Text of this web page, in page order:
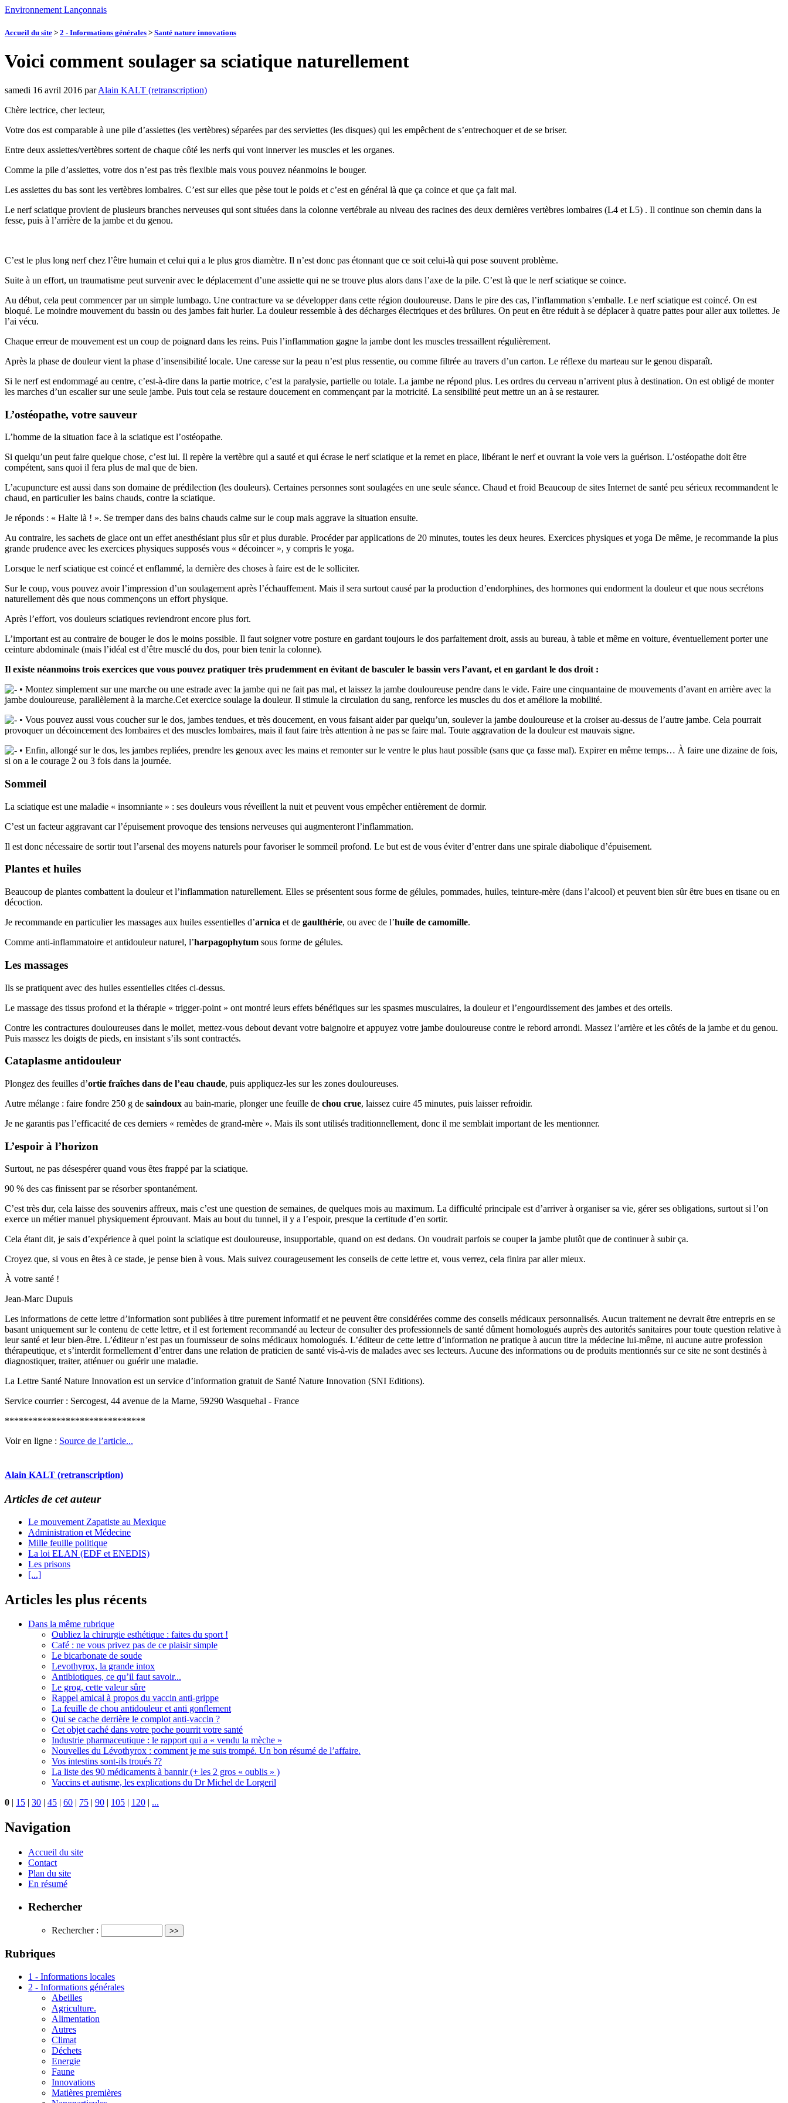
Environnement Lançonnais
Accueil du site > 2 - Informations générales > Santé nature innovations
Voici comment soulager sa sciatique naturellement
samedi 16 avril 2016 parAlain KALT (retranscription)
Chère lectrice, cher lecteur,
Votre dos est comparable à une pile d’assiettes (les vertèbres) séparées par des serviettes (les disques) qui les empêchent de s’entrechoquer et de se briser.
Entre deux assiettes/vertèbres sortent de chaque côté les nerfs qui vont innerver les muscles et les organes.
Comme la pile d’assiettes, votre dos n’est pas très flexible mais vous pouvez néanmoins le bouger.
Les assiettes du bas sont les vertèbres lombaires. C’est sur elles que pèse tout le poids et c’est en général là que ça coince et que ça fait mal.
Le nerf sciatique provient de plusieurs branches nerveuses qui sont situées dans la colonne vertébrale au niveau des racines des deux dernières vertèbres lombaires (L4 et L5) . Il continue son chemin dans la
fesse, puis à l’arrière de la jambe et du genou.
C’est le plus long nerf chez l’être humain et celui qui a le plus gros diamètre. Il n’est donc pas étonnant que ce soit celui-là qui pose souvent problème.
Suite à un effort, un traumatisme peut survenir avec le déplacement d’une assiette qui ne se trouve plus alors dans l’axe de la pile. C’est là que le nerf sciatique se coince.
Au début, cela peut commencer par un simple lumbago. Une contracture va se développer dans cette région douloureuse. Dans le pire des cas, l’inflammation s’emballe. Le nerf sciatique est coincé. On est
bloqué. Le moindre mouvement du bassin ou des jambes fait hurler. La douleur ressemble à des décharges électriques et des brûlures. On peut en être réduit à se déplacer à quatre pattes pour aller aux toilettes. Je
l’ai vécu.
Chaque erreur de mouvement est un coup de poignard dans les reins. Puis l’inflammation gagne la jambe dont les muscles tressaillent régulièrement.
Après la phase de douleur vient la phase d’insensibilité locale. Une caresse sur la peau n’est plus ressentie, ou comme filtrée au travers d’un carton. Le réflexe du marteau sur le genou disparaît.
Si le nerf est endommagé au centre, c’est-à-dire dans la partie motrice, c’est la paralysie, partielle ou totale. La jambe ne répond plus. Les ordres du cerveau n’arrivent plus à destination. On est obligé de monter
les marches d’un escalier sur une seule jambe. Puis tout cela se restaure doucement en commençant par la motricité. La sensibilité peut mettre un an à se restaurer.
L’ostéopathe, votre sauveur
L’homme de la situation face à la sciatique est l’ostéopathe.
Si quelqu’un peut faire quelque chose, c’est lui. Il repère la vertèbre qui a sauté et qui écrase le nerf sciatique et la remet en place, libérant le nerf et ouvrant la voie vers la guérison. L’ostéopathe doit être
compétent, sans quoi il fera plus de mal que de bien.
L’acupuncture est aussi dans son domaine de prédilection (les douleurs). Certaines personnes sont soulagées en une seule séance. Chaud et froid Beaucoup de sites Internet de santé peu sérieux recommandent le
chaud, en particulier les bains chauds, contre la sciatique.
Je réponds : « Halte là ! ». Se tremper dans des bains chauds calme sur le coup mais aggrave la situation ensuite.
Au contraire, les sachets de glace ont un effet anesthésiant plus sûr et plus durable. Procéder par applications de 20 minutes, toutes les deux heures. Exercices physiques et yoga De même, je recommande la plus
grande prudence avec les exercices physiques supposés vous « décoincer », y compris le yoga.
Lorsque le nerf sciatique est coincé et enflammé, la dernière des choses à faire est de le solliciter.
Sur le coup, vous pouvez avoir l’impression d’un soulagement après l’échauffement. Mais il sera surtout causé par la production d’endorphines, des hormones qui endorment la douleur et que nous secrétons
naturellement dès que nous commençons un effort physique.
Après l’effort, vos douleurs sciatiques reviendront encore plus fort.
L’important est au contraire de bouger le dos le moins possible. Il faut soigner votre posture en gardant toujours le dos parfaitement droit, assis au bureau, à table et même en voiture, éventuellement porter une
ceinture abdominale (mais l’idéal est d’être musclé du dos, pour bien tenir la colonne).
Il existe néanmoins trois exercices que vous pouvez pratiquer très prudemment en évitant de basculer le bassin vers l’avant, et en gardant le dos droit :
• Montez simplement sur une marche ou une estrade avec la jambe qui ne fait pas mal, et laissez la jambe douloureuse pendre dans le vide. Faire une cinquantaine de mouvements d’avant en arrière avec la
jambe douloureuse, parallèlement à la marche.Cet exercice soulage la douleur. Il stimule la circulation du sang, renforce les muscles du dos et améliore la mobilité.
• Vous pouvez aussi vous coucher sur le dos, jambes tendues, et très doucement, en vous faisant aider par quelqu’un, soulever la jambe douloureuse et la croiser au-dessus de l’autre jambe. Cela pourrait
provoquer un décoincement des lombaires et des muscles lombaires, mais il faut faire très attention à ne pas se faire mal. Toute aggravation de la douleur est mauvais signe.
• Enfin, allongé sur le dos, les jambes repliées, prendre les genoux avec les mains et remonter sur le ventre le plus haut possible (sans que ça fasse mal). Expirer en même temps… À faire une dizaine de fois,
si on a le courage 2 ou 3 fois dans la journée.
Sommeil
La sciatique est une maladie « insomniante » : ses douleurs vous réveillent la nuit et peuvent vous empêcher entièrement de dormir.
C’est un facteur aggravant car l’épuisement provoque des tensions nerveuses qui augmenteront l’inflammation.
Il est donc nécessaire de sortir tout l’arsenal des moyens naturels pour favoriser le sommeil profond. Le but est de vous éviter d’entrer dans une spirale diabolique d’épuisement.
Plantes et huiles
Beaucoup de plantes combattent la douleur et l’inflammation naturellement. Elles se présentent sous forme de gélules, pommades, huiles, teinture-mère (dans l’alcool) et peuvent bien sûr être bues en tisane ou en
décoction.
Je recommande en particulier les massages aux huiles essentielles d’arnica et de gaulthérie, ou avec de l’huile de camomille.
Comme anti-inflammatoire et antidouleur naturel, l’harpagophytum sous forme de gélules.
Les massages
Ils se pratiquent avec des huiles essentielles citées ci-dessus.
Le massage des tissus profond et la thérapie « trigger-point » ont montré leurs effets bénéfiques sur les spasmes musculaires, la douleur et l’engourdissement des jambes et des orteils.
Contre les contractures douloureuses dans le mollet, mettez-vous debout devant votre baignoire et appuyez votre jambe douloureuse contre le rebord arrondi. Massez l’arrière et les côtés de la jambe et du genou.
Puis massez les doigts de pieds, en insistant s’ils sont contractés.
Cataplasme antidouleur
Plongez des feuilles d’ortie fraîches dans de l’eau chaude, puis appliquez-les sur les zones douloureuses.
Autre mélange : faire fondre 250 g de saindoux au bain-marie, plonger une feuille de chou crue, laissez cuire 45 minutes, puis laisser refroidir.
Je ne garantis pas l’efficacité de ces derniers « remèdes de grand-mère ». Mais ils sont utilisés traditionnellement, donc il me semblait important de les mentionner.
L’espoir à l’horizon
Surtout, ne pas désespérer quand vous êtes frappé par la sciatique.
90 % des cas finissent par se résorber spontanément.
C’est très dur, cela laisse des souvenirs affreux, mais c’est une question de semaines, de quelques mois au maximum. La difficulté principale est d’arriver à organiser sa vie, gérer ses obligations, surtout si l’on
exerce un métier manuel physiquement éprouvant. Mais au bout du tunnel, il y a l’espoir, presque la certitude d’en sortir.
Cela étant dit, je sais d’expérience à quel point la sciatique est douloureuse, insupportable, quand on est dedans. On voudrait parfois se couper la jambe plutôt que de continuer à subir ça.
Croyez que, si vous en êtes à ce stade, je pense bien à vous. Mais suivez courageusement les conseils de cette lettre et, vous verrez, cela finira par aller mieux.
À votre santé !
Jean-Marc Dupuis
Les informations de cette lettre d’information sont publiées à titre purement informatif et ne peuvent être considérées comme des conseils médicaux personnalisés. Aucun traitement ne devrait être entrepris en se
basant uniquement sur le contenu de cette lettre, et il est fortement recommandé au lecteur de consulter des professionnels de santé dûment homologués auprès des autorités sanitaires pour toute question relative à
leur santé et leur bien-être. L’éditeur n’est pas un fournisseur de soins médicaux homologués. L’éditeur de cette lettre d’information ne pratique à aucun titre la médecine lui-même, ni aucune autre profession
thérapeutique, et s’interdit formellement d’entrer dans une relation de praticien de santé vis-à-vis de malades avec ses lecteurs. Aucune des informations ou de produits mentionnés sur ce site ne sont destinés à
diagnostiquer, traiter, atténuer ou guérir une maladie.
La Lettre Santé Nature Innovation est un service d’information gratuit de Santé Nature Innovation (SNI Editions).
Service courrier : Sercogest, 44 avenue de la Marne, 59290 Wasquehal - France
******************************
Voir en ligne : Source de l’article...
Alain KALT (retranscription)
Articles de cet auteur
Le mouvement Zapatiste au Mexique
Administration et Médecine
Mille feuille politique
La loi ELAN (EDF et ENEDIS)
Les prisons
[...]
Articles les plus récents
Dans la même rubrique
Oubliez la chirurgie esthétique : faites du sport !
Café : ne vous privez pas de ce plaisir simple
Le bicarbonate de soude
Levothyrox, la grande intox
Antibiotiques, ce qu’il faut savoir...
Le grog, cette valeur sûre
Rappel amical à propos du vaccin anti-grippe
La feuille de chou antidouleur et anti gonflement
Qui se cache derrière le complot anti-vaccin ?
Cet objet caché dans votre poche pourrit votre santé
Industrie pharmaceutique : le rapport qui a « vendu la mèche »
Nouvelles du Lévothyrox : comment je me suis trompé. Un bon résumé de l’affaire.
Vos intestins sont-ils troués ??
La liste des 90 médicaments à bannir (+ les 2 gros « oublis » )
Vaccins et autisme, les explications du Dr Michel de Lorgeril
0
15 30 45 60 75 90 105 120 ...
Navigation
Accueil du site
Contact
Plan du site
En résumé
Rechercher
Rechercher :
Rubriques
1 - Informations locales
2 - Informations générales
Abeilles
Agriculture.
Alimentation
Autres
Climat
Déchets
Energie
Faune
Innovations
Matières premières